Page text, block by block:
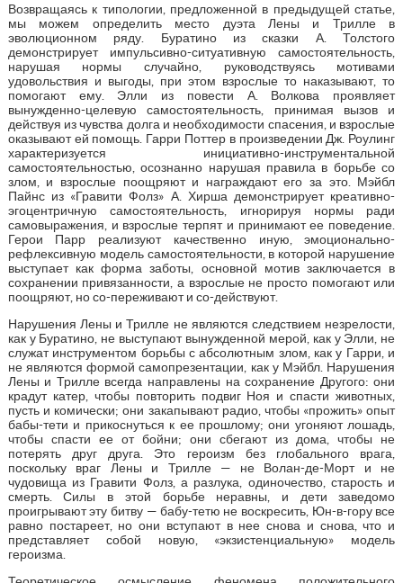
Возвращаясь к типологии, предложенной в предыдущей статье,
мы можем определить место дуэта Лены и Трилле в
эволюционном ряду. Буратино из сказки А. Толстого
демонстрирует импульсивно-ситуативную самостоятельность,
нарушая нормы случайно, руководствуясь мотивами
удовольствия и выгоды, при этом взрослые то наказывают, то
помогают ему. Элли из повести А. Волкова проявляет
вынужденно-целевую самостоятельность, принимая вызов и
действуя из чувства долга и необходимости спасения, и взрослые
оказывают ей помощь. Гарри Поттер в произведении Дж. Роулинг
характеризуется инициативно-инструментальной
самостоятельностью, осознанно нарушая правила в борьбе со
злом, и взрослые поощряют и награждают его за это. Мэйбл
Пайнс из «Гравити Фолз» А. Хирша демонстрирует креативно-
эгоцентричную самостоятельность, игнорируя нормы ради
самовыражения, и взрослые терпят и принимают ее поведение.
Герои Парр реализуют качественно иную, эмоционально-
рефлексивную модель самостоятельности, в которой нарушение
выступает как форма заботы, основной мотив заключается в
сохранении привязанности, а взрослые не просто помогают или
поощряют, но со-переживают и со-действуют.
Нарушения Лены и Трилле не являются следствием незрелости,
как у Буратино, не выступают вынужденной мерой, как у Элли, не
служат инструментом борьбы с абсолютным злом, как у Гарри, и
не являются формой самопрезентации, как у Мэйбл. Нарушения
Лены и Трилле всегда направлены на сохранение Другого: они
крадут катер, чтобы повторить подвиг Ноя и спасти животных,
пусть и комически; они закапывают радио, чтобы «прожить» опыт
бабы-тети и прикоснуться к ее прошлому; они угоняют лошадь,
чтобы спасти ее от бойни; они сбегают из дома, чтобы не
потерять друг друга. Это героизм без глобального врага,
поскольку враг Лены и Трилле — не Волан-де-Морт и не
чудовища из Гравити Фолз, а разлука, одиночество, старость и
смерть. Силы в этой борьбе неравны, и дети заведомо
проигрывают эту битву — бабу-тетю не воскресить, Юн-в-гору все
равно постареет, но они вступают в нее снова и снова, что и
представляет собой новую, «экзистенциальную» модель
героизма.